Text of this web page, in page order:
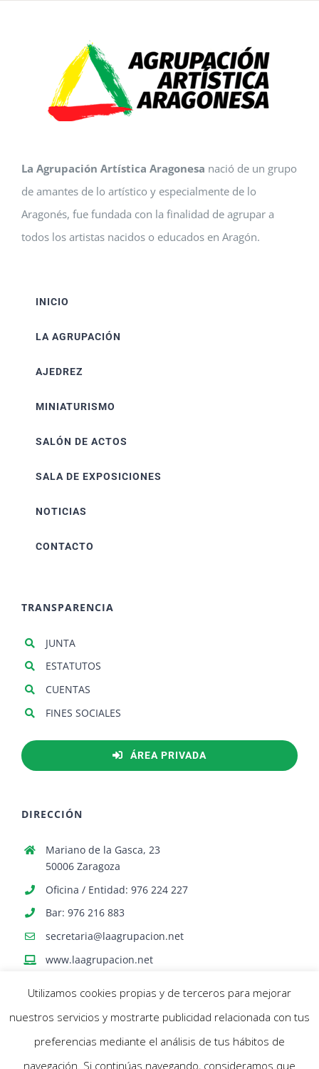
La Agrupación Artística Aragonesa nació de un grupo
de amantes de lo artístico y especialmente de lo
Aragonés, fue fundada con la finalidad de agrupar a
todos los artistas nacidos o educados en Aragón.
INICIO
LA AGRUPACIÓN
AJEDREZ
MINIATURISMO
SALÓN DE ACTOS
SALA DE EXPOSICIONES
NOTICIAS
CONTACTO
TRANSPARENCIA
JUNTA
ESTATUTOS
CUENTAS
FINES SOCIALES
ÁREA PRIVADA
DIRECCIÓN
Mariano de la Gasca, 23
50006 Zaragoza
Oficina / Entidad: 976 224 227
Bar: 976 216 883
secretaria@laagrupacion.net
www.laagrupacion.net
Utilizamos cookies propias y de terceros para mejorar
nuestros servicios y mostrarte publicidad relacionada con tus
preferencias mediante el análisis de tus hábitos de
navegación. Si continúas navegando, consideramos que